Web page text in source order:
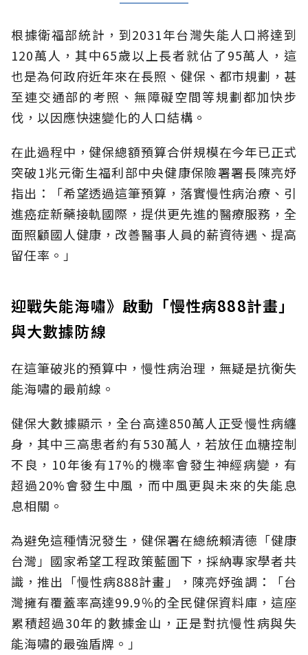
根據衛福部統計，到2031年台灣失能人口將達到
120萬人，其中65歲以上長者就佔了95萬人，這
也是為何政府近年來在長照、健保、都市規劃，甚
至連交通部的考照、無障礙空間等規劃都加快步
伐，以因應快速變化的人口結構。
在此過程中，健保總額預算合併規模在今年已正式
突破1兆元衛生福利部中央健康保險署署長陳亮妤
指出：「希望透過這筆預算，落實慢性病治療、引
進癌症新藥接軌國際，提供更先進的醫療服務，全
面照顧國人健康，改善醫事人員的薪資待遇、提高
留任率。」
迎戰失能海嘯》啟動「慢性病888計畫」
與大數據防線
在這筆破兆的預算中，慢性病治理，無疑是抗衡失
能海嘯的最前線。
健保大數據顯示，全台高達850萬人正受慢性病纏
身，其中三高患者約有530萬人，若放任血糖控制
不良，10年後有17%的機率會發生神經病變，有
超過20%會發生中風，而中風更與未來的失能息
息相關。
為避免這種情況發生，健保署在總統賴清德「健康
台灣」國家希望工程政策藍圖下，採納專家學者共
識，推出「慢性病888計畫」，陳亮妤強調：「台
灣擁有覆蓋率高達99.9％的全民健保資料庫，這座
累積超過30年的數據金山，正是對抗慢性病與失
能海嘯的最強盾牌。」